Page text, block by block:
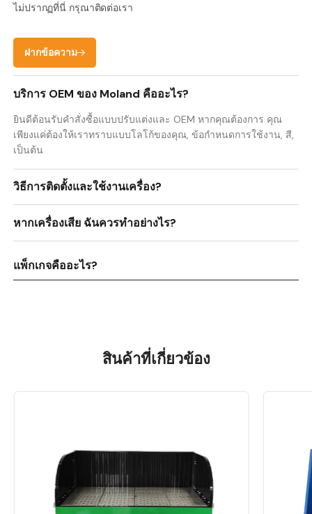
ไม่ปรากฏที่นี่ กรุณาติดต่อเรา
ฝากข้อความ
บริการ OEM ของ Moland คืออะไร?
ยินดีต้อนรับคำสั่งซื้อแบบปรับแต่งและ OEM หากคุณต้องการ คุณ
เพียงแค่ต้องให้เราทราบแบบโลโก้ของคุณ, ข้อกำหนดการใช้งาน, สี,
เป็นต้น
วิธีการติดตั้งและใช้งานเครื่อง?
หากเครื่องเสีย ฉันควรทำอย่างไร?
แพ็กเกจคืออะไร?
สินค้าที่เกี่ยวข้อง